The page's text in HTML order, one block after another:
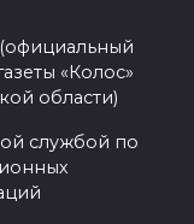
«Колос»
области)
службой по